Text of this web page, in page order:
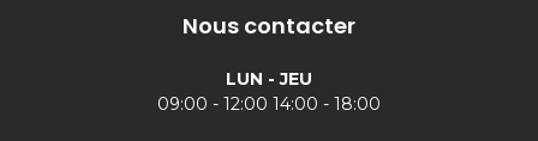
Nous contacter
LUN - JEU
09:00 - 12:00 14:00 - 18:00